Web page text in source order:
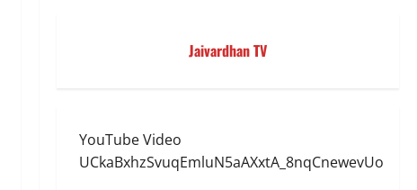
Jaivardhan TV
YouTube Video
UCkaBxhzSvuqEmluN5aAXxtA_8nqCnewevUo